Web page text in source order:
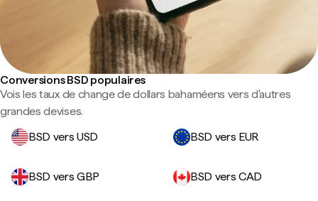
Conversions BSD populaires
Vois les taux de change de dollars bahaméens vers d'autres
grandes devises.
BSD vers USD
BSD vers EUR
BSD vers GBP BSD vers CAD